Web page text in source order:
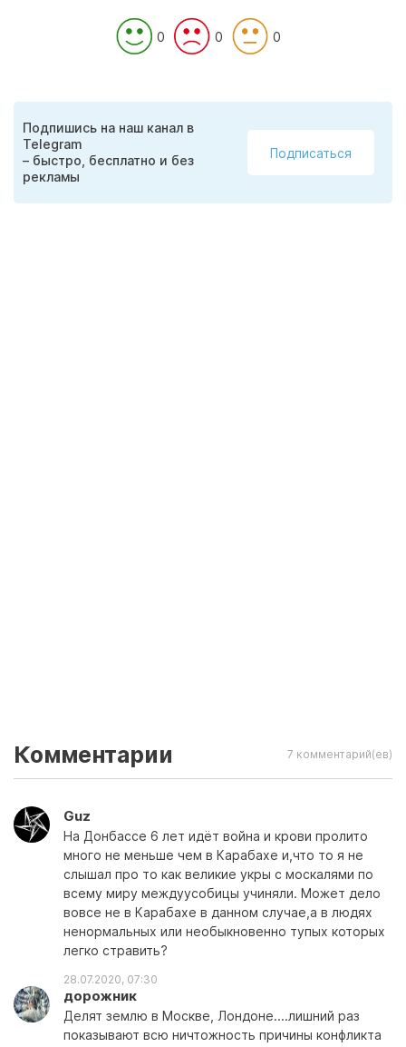
0 0 0
Подпишись на наш канал в
Telegram
– быстро, бесплатно и без
рекламы
Подписаться
Комментарии 7 комментарий(ев)
Guz
На Донбассе 6 лет идёт война и крови пролито
много не меньше чем в Карабахе и,что то я не
слышал про то как великие укры с москалями по
всему миру междуусобицы учиняли. Может дело
вовсе не в Карабахе в данном случае,а в людях
ненормальных или необыкновенно тупых которых
легко стравить?
28.07.2020, 07:30
дорожник
Делят землю в Москве, Лондоне....лишний раз
показывают всю ничтожность причины конфликта